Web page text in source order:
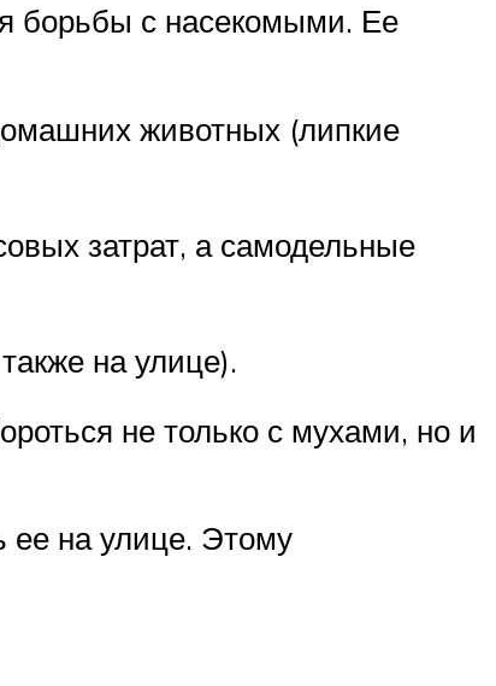
борьбы с насекомыми. Ее
животных (липкие
затрат, а самодельные
на улице).
не только с мухами, но и
ее на улице. Этому